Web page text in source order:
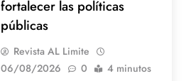
fortalecer las políticas
públicas
Revista AL Limite
06/08/2026
0 4 minutos